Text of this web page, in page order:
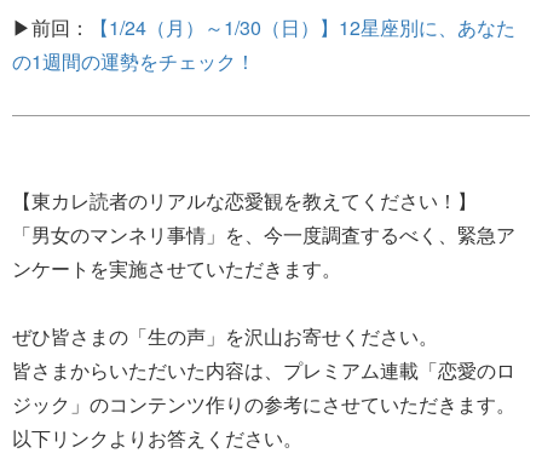
▶前回：
【1/24（月）～1/30（日）】12星座別に、あなた
の1週間の運勢をチェック！
【東カレ読者のリアルな恋愛観を教えてください！】
「男女のマンネリ事情」を、今一度調査するべく、緊急ア
ンケートを実施させていただきます。
ぜひ皆さまの「生の声」を沢山お寄せください。
皆さまからいただいた内容は、プレミアム連載「恋愛のロ
ジック」のコンテンツ作りの参考にさせていただきます。
以下リンクよりお答えください。